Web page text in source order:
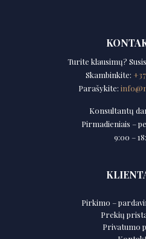
Turite klausimų?
Skambinkite:
Parašykite:
Konsultantų
Pirmadieniais –
9:00 –
Pirkimo –
Prekių
Privatumo